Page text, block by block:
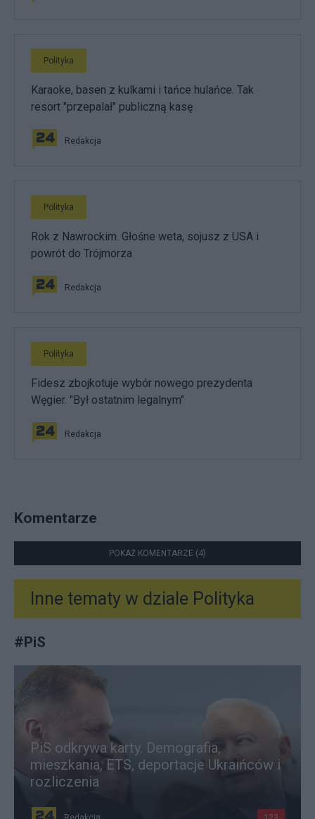
Polityka
Karaoke, basen z kulkami i tańce hulańce. Tak
resort "przepalał" publiczną kasę
Redakcja
Polityka
Rok z Nawrockim. Głośne weta, sojusz z USA i
powrót do Trójmorza
Redakcja
Polityka
Fidesz zbojkotuje wybór nowego prezydenta
Węgier. "Był ostatnim legalnym"
Redakcja
Komentarze
POKAŻ KOMENTARZE (4)
Inne tematy w dziale Polityka
#PiS
PiS odkrywa karty. Demografia,
mieszkania, ETS, deportacje Ukraińców i
rozliczenia